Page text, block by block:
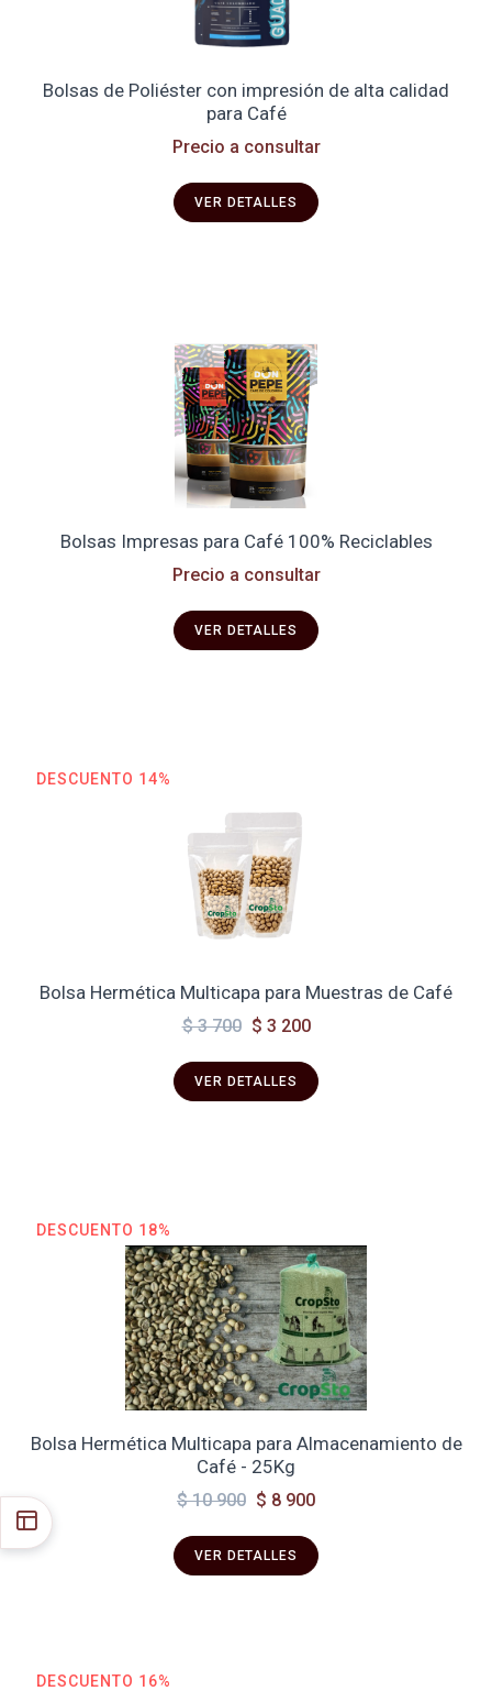
Bolsas de Poliéster con impresión de alta calidad
para Café
Precio a consultar
VER DETALLES
Bolsas Impresas para Café 100% Reciclables
Precio a consultar
VER DETALLES
DESCUENTO 14%
Bolsa Hermética Multicapa para Muestras de Café
$ 3 700 $ 3 200
VER DETALLES
DESCUENTO 18%
Bolsa Hermética Multicapa para Almacenamiento de
Café - 25Kg
$ 10 900 $ 8 900
VER DETALLES
DESCUENTO 16%